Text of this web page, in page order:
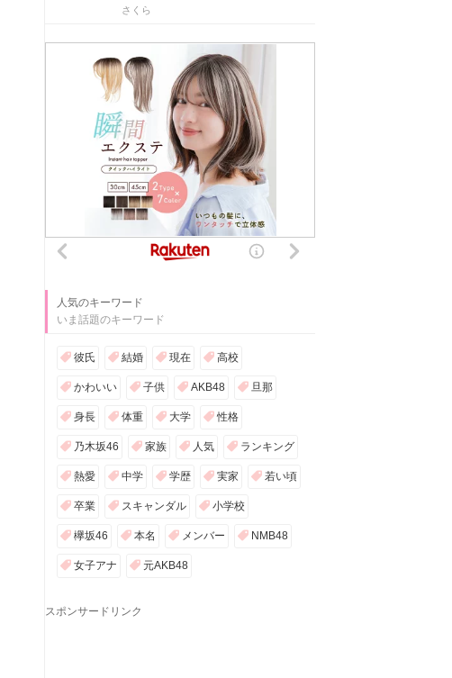
さくら
人気のキーワード
いま話題のキーワード
彼氏 結婚 現在 高校
かわいい 子供 AKB48 旦那
身長 体重 大学 性格
乃木坂46 家族 人気 ランキング
熱愛 中学 学歴 実家 若い頃
卒業 スキャンダル 小学校
欅坂46 本名 メンバー NMB48
女子アナ 元AKB48
スポンサードリンク